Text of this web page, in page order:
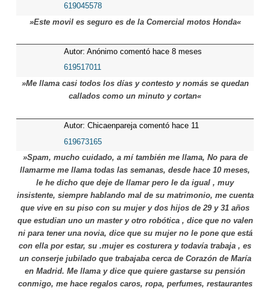
619045578
»Este movil es seguro es de la Comercial motos Honda«
Autor: Anónimo comentó hace 8 meses
619517011
»Me llama casi todos los días y contesto y nomás se quedan
callados como un minuto y cortan«
Autor: Chicaenpareja comentó hace 11
meses
619673165
»Spam, mucho cuidado, a mí también me llama, No para de
llamarme me llama todas las semanas, desde hace 10 meses,
le he dicho que deje de llamar pero le da igual , muy
insistente, siempre hablando mal de su matrimonio, me cuenta
que vive en su piso con su mujer y dos hijos de 29 y 31 años
que estudian uno un master y otro robótica , dice que no valen
ni para tener una novia, dice que su mujer no le pone que está
con ella por estar, su .mujer es costurera y todavía trabaja , es
un conserje jubilado que trabajaba cerca de Corazón de María
en Madrid. Me llama y dice que quiere gastarse su pensión
conmigo, me hace regalos caros, ropa, perfumes, restaurantes